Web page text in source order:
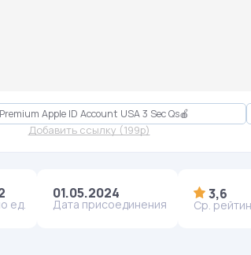
Apple ID Account USA 3 Sec Qs🍎
Добавить ссылку (199p)
ед.
01.05.2024
Дата присоединения
3,6
Ср.